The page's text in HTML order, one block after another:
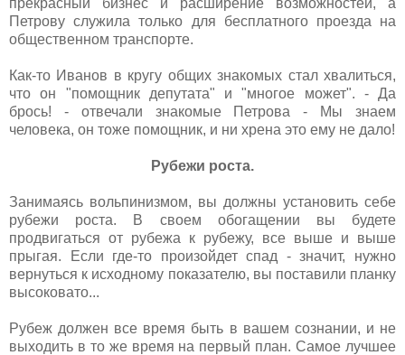
Петрову служила только для бесплатного проезда на
общественном транспорте.
Как-то Иванов в кругу общих знакомых стал хвалиться,
что он "помощник депутата" и "многое может". - Да
брось! - отвечали знакомые Петрова - Мы знаем
человека, он тоже помощник, и ни хрена это ему не дало!
Рубежи роста.
Занимаясь вольпинизмом, вы должны установить себе
рубежи роста. В своем обогащении вы будете
продвигаться от рубежа к рубежу, все выше и выше
прыгая. Если где-то произойдет спад - значит, нужно
вернуться к исходному показателю, вы поставили планку
высоковато...
Рубеж должен все время быть в вашем сознании, и не
выходить в то же время на первый план. Самое лучшее